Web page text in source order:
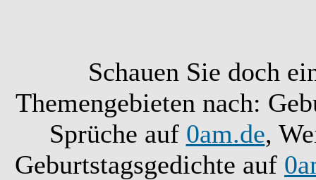
Schauen Sie doch
Themengebieten nach:
Sprüche auf 0am.de,
Geburtstagsgedichte auf